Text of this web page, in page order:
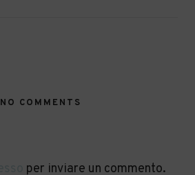
NO COMMENTS
per inviare un commento.